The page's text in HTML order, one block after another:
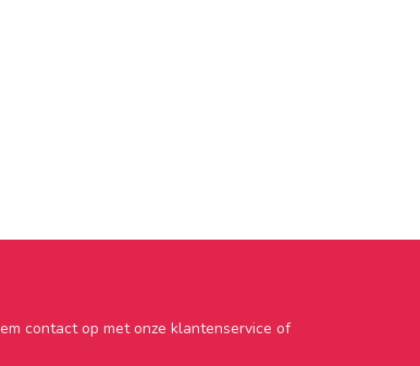
contact op met onze klantenservice of